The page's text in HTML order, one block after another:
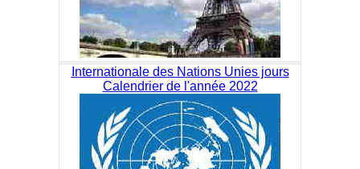
Internationale des Nations Unies jours
Calendrier de l'année 2022